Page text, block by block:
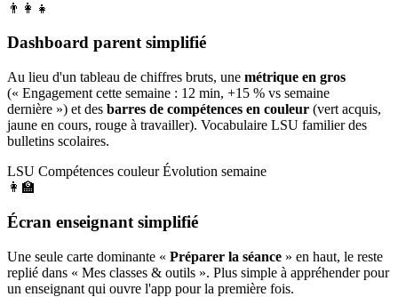
👨‍👩‍👧
Dashboard parent simplifié
Au lieu d'un tableau de chiffres bruts, une métrique en gros
(« Engagement cette semaine : 12 min, +15 % vs semaine
dernière ») et des barres de compétences en couleur (vert acquis,
jaune en cours, rouge à travailler). Vocabulaire LSU familier des
bulletins scolaires.
LSU Compétences couleur Évolution semaine
👩‍🏫
Écran enseignant simplifié
Une seule carte dominante « Préparer la séance » en haut, le reste
replié dans « Mes classes & outils ». Plus simple à appréhender pour
un enseignant qui ouvre l'app pour la première fois.